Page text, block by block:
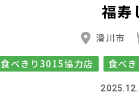
福寿
滑川市
食べきり3015協力店 食べ